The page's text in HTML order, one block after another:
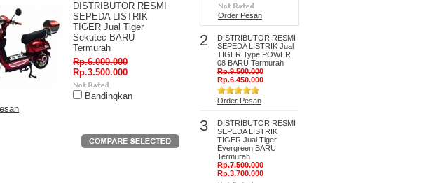
DISTRIBUTOR RESMI
SEPEDA LISTRIK
TIGER Jual Tiger
Sekutec BARU
Termurah
Rp.6.000.000
Rp.3.500.000
Bandingkan
Order Pesan
2
DISTRIBUTOR RESMI
SEPEDA LISTRIK Jual
TIGER Type POWER
08 BARU Termurah
Rp.9.500.000
Rp.6.450.000
Order Pesan
3
DISTRIBUTOR RESMI
SEPEDA LISTRIK
TIGER Jual Tiger
Evergreen BARU
Termurah
Rp.7.500.000
Rp.3.700.000